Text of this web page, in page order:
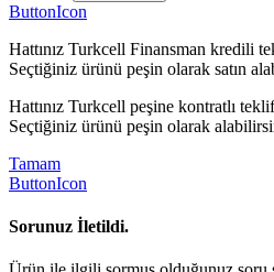
ButtonIcon
Hattınız Turkcell Finansman kredili
Seçtiğiniz ürünü peşin olarak satın
Hattınız Turkcell peşine kontratlı
Seçtiğiniz ürünü peşin olarak
Tamam
ButtonIcon
Sorunuz İletildi.